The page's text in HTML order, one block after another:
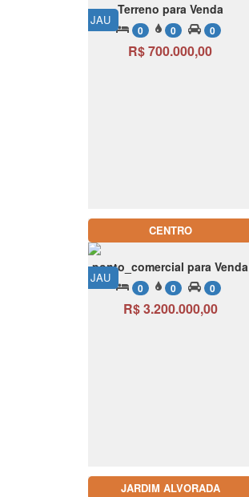
JAU
Terreno para Venda
0 0 0
R$ 700.000,00
CENTRO
JAU
ponto_comercial para Venda
0 0 0
R$ 3.200.000,00
JARDIM ALVORADA